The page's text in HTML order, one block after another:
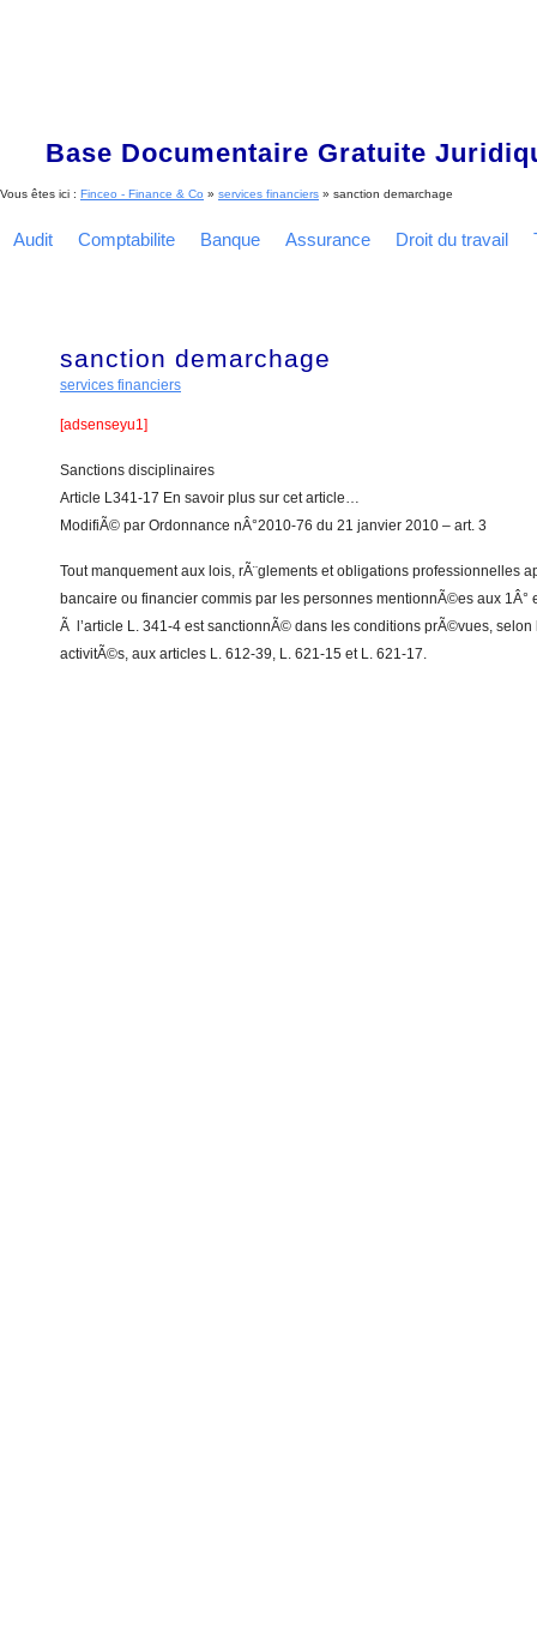
Base Documentaire Gratuite
Vous êtes ici : Finceo - Finance & Co » services financiers » sanction demarchage
Audit Comptabilite Banque Assurance Droit du travail
sanction demarchage
services financiers
[adsenseyu1]
Sanctions disciplinaires
Article L341-17 En savoir plus sur cet article…
ModifiÃ© par Ordonnance nÂ°2010-76 du 21 janvier 2010 – art. 3
Tout manquement aux lois, rÃ¨glements et obligations professionnelles
bancaire ou financier commis par les personnes mentionnÃ©es aux 1Â°
Ã l’article L. 341-4 est sanctionnÃ© dans les conditions prÃ©vues,
activitÃ©s, aux articles L. 612-39, L. 621-15 et L. 621-17.